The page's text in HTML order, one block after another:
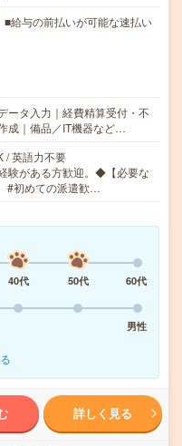
与の前払いが可能な速払い
ータ入力｜経費精算受付・不
成｜備品／IT機器など…
/ 英語力不要
がある方歓迎。◆【必要な
#初めての派遣歓…
40代 50代
60代
男性
詳しく見る